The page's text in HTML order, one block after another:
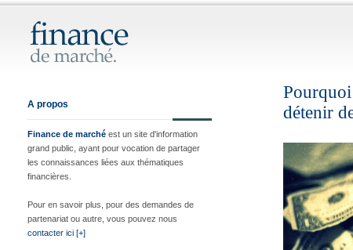
A propos
Finance de marchéest un site d'information
grand public, ayant pour vocation de partager
les connaissances liées aux thématiques
financières.
Pour en savoir plus, pour des demandes de
partenariat ou autre, vous pouvez nous
contacter ici [+]
détenir